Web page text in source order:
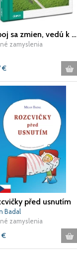
Neboj sa zmien, vedú k životu
zamyslenia
€
před usnutím
Badal
zamyslenia
€